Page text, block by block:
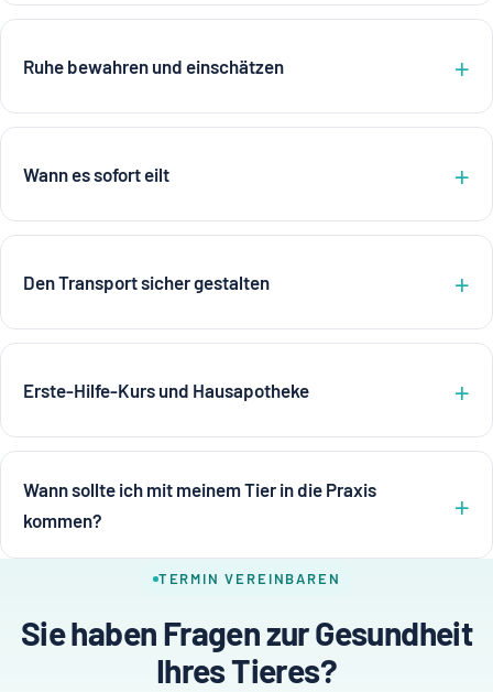
Ruhe bewahren und einschätzen
Wann es sofort eilt
Den Transport sicher gestalten
Erste-Hilfe-Kurs und Hausapotheke
Wann sollte ich mit meinem Tier in die Praxis
kommen?
TERMIN VEREINBAREN
Sie haben Fragen zur Gesundheit
Ihres Tieres?